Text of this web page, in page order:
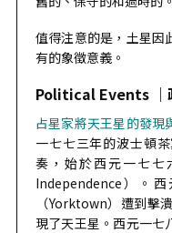
值得注意的是，土星因
有的象徵意義。
Political Events ｜
占星家將天王星的發現
一七七三年的波士頓
奏，始於西元一七
Independence）。
（Yorktown）遭到擊
現了天王星。西元一七